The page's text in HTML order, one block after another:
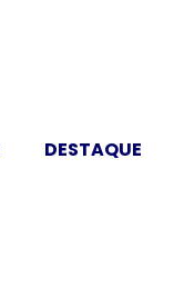
DESTAQUE